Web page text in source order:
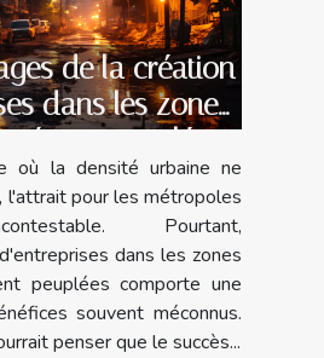
de la création
dans les zones
peuplées
où la densité urbaine ne
l'attrait pour les métropoles
Pourtant,
dans les zones
peuplées comporte une
souvent méconnus.
penser que le succès...